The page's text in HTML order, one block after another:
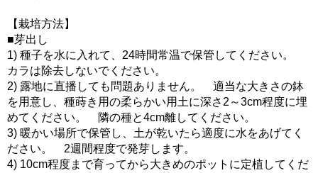
【栽培方法】
■芽出し
1) 種子を水に入れて、24時間常温で保管してください。
カラは除去しないでください。
2) 露地に直播しても問題ありません。 適当な大きさの鉢
を用意し、種蒔き用の柔らかい用土に深さ2～3cm程度に埋
めてください。 隣の種と4cm離してください。
3) 暖かい場所で保管し、土が乾いたら適度に水をあげてく
ださい。 2週間程度で発芽します。
4) 10cm程度まで育ってから大きめのポットに定植してくだ